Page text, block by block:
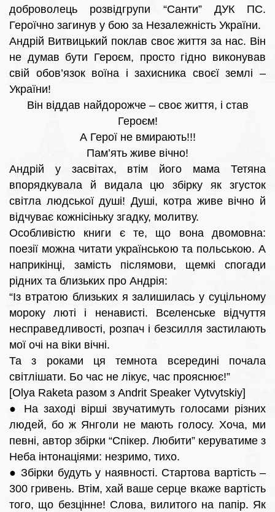
доброволець розвідгрупи “Санти” ДУК ПС.
Героїчно загинув у бою за Незалежність України.
Андрій Витвицький поклав своє життя за нас. Він
не думав бути Героєм, просто гідно виконував
свій обов’язок воїна і захисника своєї землі –
України!
Він віддав найдорожче – своє життя, і став
Героєм!
А Герої не вмирають!!!
Пам’ять живе вічно!
Андрій у засвітах, втім його мама Тетяна
впорядкувала й видала цю збірку як згусток
світла людської душі! Душі, котра живе вічно й
відчуває кожнісіньку згадку, молитву.
Особливістю книги є те, що вона двомовна:
поезії можна читати українською та польською. А
наприкінці, замість післямови, щемкі спогади
рідних та близьких про Андрія:
“Із втратою близьких я залишилась у суцільному
мороку люті і ненависті. Вселенське відчуття
несправедливості, розпач і безсилля застилають
мої очі на віки вічні.
Та з роками ця темнота всередині почала
світлішати. Бо час не лікує, час прояснює!”
[Olya Raketa разом з Andrit Speaker Vytvytskiy]
● На заході вірші звучатимуть голосами різних
людей, бо ж Янголи не мають голосу. Хоча, ми
певні, автор збірки “Спікер. Любити” керуватиме з
Неба інтонаціями: незримо, тихо.
● Збірки будуть у наявності. Стартова вартість –
300 гривень. Втім, хай ваше серце вкаже вартість
того, що безцінне! Слова, вилитого на папір. Як